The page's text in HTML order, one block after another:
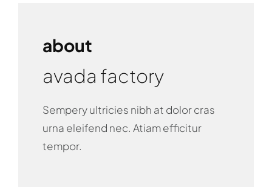
about
avada factory
Sempery ultricies nibh at dolor cras
urna eleifend nec. Atiam efficitur
tempor.